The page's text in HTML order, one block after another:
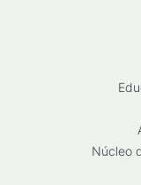
Núcleo